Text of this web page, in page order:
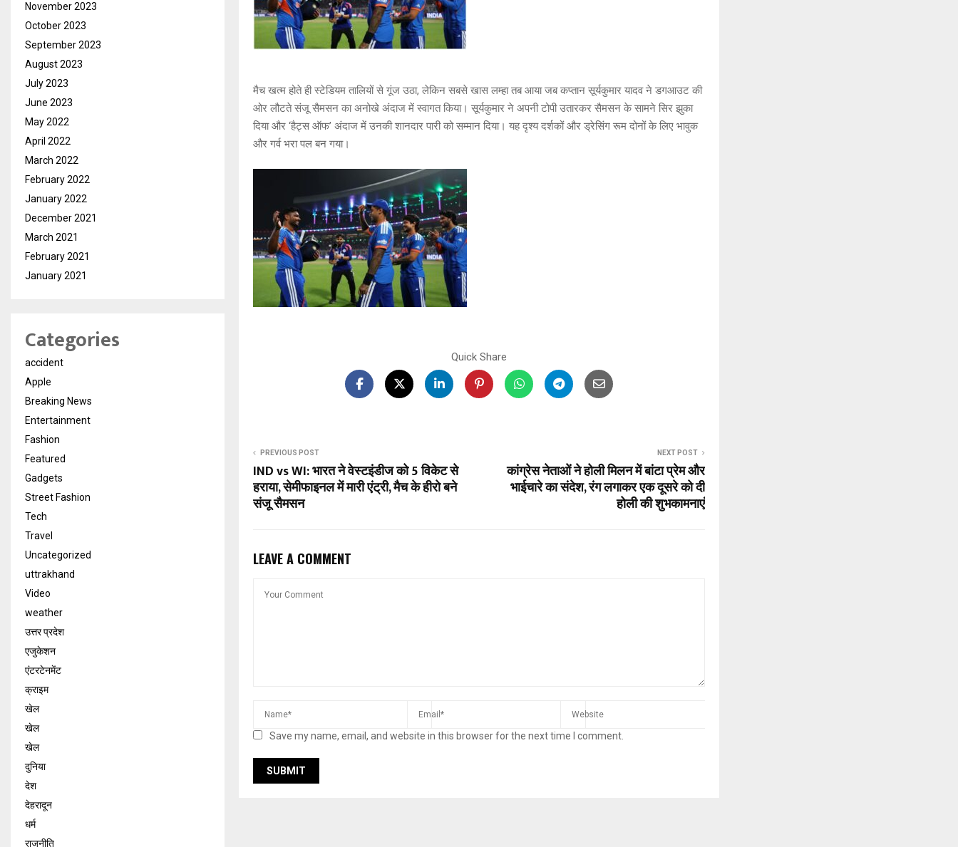
मैच खत्म होते ही स्टेडियम तालियों से गूंज उठा, लेकिन सबसे खास लम्हा तब आया जब कप्तान सूर्यकुमार यादव ने डगआउट की
ओर लौटते संजू सैमसन का अनोखे अंदाज में स्वागत किया। सूर्यकुमार ने अपनी टोपी उतारकर सैमसन के सामने सिर झुका
दिया और ‘हैट्स ऑफ’ अंदाज में उनकी शानदार पारी को सम्मान दिया। यह दृश्य दर्शकों और ड्रेसिंग रूम दोनों के लिए भावुक
और गर्व भरा पल बन गया।
Quick Share
PREVIOUS POST
IND vs WI: भारत ने वेस्टइंडीज को 5 विकेट से
हराया, सेमीफाइनल में मारी एंट्री, मैच के हीरो बने
संजू सैमसन
NEXT POST
कांग्रेस नेताओं ने होली मिलन में बांटा प्रेम और
भाईचारे का संदेश, रंग लगाकर एक दूसरे को दी
होली की शुभकामनाएं
LEAVE A COMMENT
Save my name, email, and website in this browser for the next time I comment.
November 2023
October 2023
September 2023
August 2023
July 2023
June 2023
May 2022
April 2022
March 2022
February 2022
January 2022
December 2021
March 2021
February 2021
January 2021
Categories
accident
Apple
Breaking News
Entertainment
Fashion
Featured
Gadgets
Street Fashion
Tech
Travel
Uncategorized
uttrakhand
Video
weather
उत्तर प्रदेश
एजुकेशन
एंटरटेनमेंट
क्राइम
खेल
खेल
खेल
दुनिया
देश
देहरादून
धर्म
राजनीति